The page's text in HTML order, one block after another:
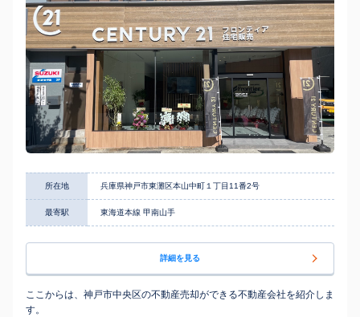
所在地 兵庫県神戸市東灘区本山中町１丁目11番2号
最寄駅 東海道本線 甲南山手
詳細を見る
ここからは、神戸市中央区の不動産売却ができる不動産会社を紹介しま
す。